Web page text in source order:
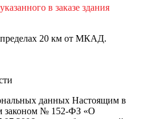
в заказе здания
пределах 20 км от МКАД.
данных Настоящим в
законом № 152-ФЗ «О